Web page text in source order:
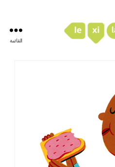
القائمة